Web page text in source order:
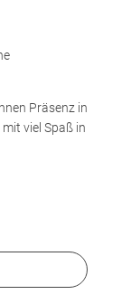
Präsenz in
viel Spaß in